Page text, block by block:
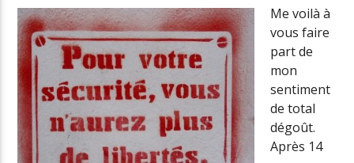
Radio Univers
Me voilà à
vous faire
part de
mon
sentiment
de total
dégoût.
Après 14